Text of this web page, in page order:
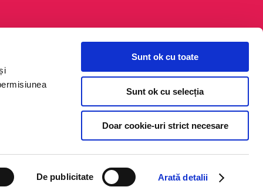
De publicitate Arată detalii
Sunt ok cu toate
Sunt ok cu selecția
Doar cookie-uri strict necesare